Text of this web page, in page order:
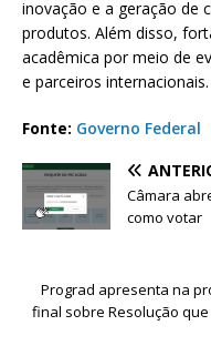
inovação e a geração de
produtos. Além disso,
acadêmica por meio de
e parceiros internacionais.
Fonte: Governo Federal
Câmara
como votar
Prograd apresenta na
final sobre Resolução